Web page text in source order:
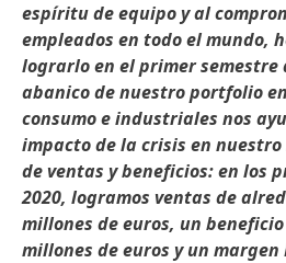
espíritu de equipo y al
empleados en todo el mundo,
lograrlo en el primer semestre
abanico de nuestro portfolio
consumo e industriales nos
impacto de la crisis en
de ventas y beneficios: en los
2020, logramos ventas de
millones de euros, un
millones de euros y un margen